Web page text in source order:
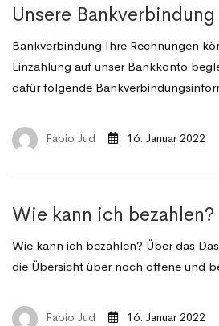
Unsere Bankverbindung
Bankverbindung Ihre Rechnungen
Einzahlung auf unser Bankkonto
dafür folgende
Fabio Jud 16. Januar 2022
Wie kann ich bezahlen?
Wie kann ich bezahlen? Über das
die Übersicht über noch offene und
Fabio Jud 16. Januar 2022